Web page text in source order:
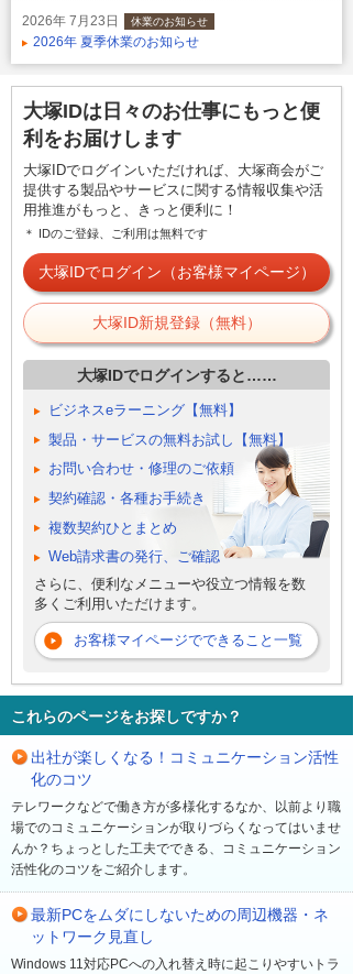
2026年 7月23日 休業のお知らせ
2026年 夏季休業のお知らせ
大塚IDは日々のお仕事にもっと便
利をお届けします
大塚IDでログインいただければ、大塚商会がご
提供する製品やサービスに関する情報収集や活
用推進がもっと、きっと便利に！
＊ IDのご登録、ご利用は無料です
大塚IDでログイン（お客様マイページ）
大塚ID新規登録（無料）
大塚IDでログインすると……
ビジネスeラーニング【無料】
製品・サービスの無料お試し【無料】
お問い合わせ・修理のご依頼
契約確認・各種お手続き
複数契約ひとまとめ
Web請求書の発行、ご確認
さらに、便利なメニューや役立つ情報を数
多くご利用いただけます。
お客様マイページでできること一覧
これらのページをお探しですか？
出社が楽しくなる！コミュニケーション活性
化のコツ
テレワークなどで働き方が多様化するなか、以前より職
場でのコミュニケーションが取りづらくなってはいませ
んか？ちょっとした工夫でできる、コミュニケーション
活性化のコツをご紹介します。
最新PCをムダにしないための周辺機器・ネ
ットワーク見直し
Windows 11対応PCへの入れ替え時に起こりやすいトラ